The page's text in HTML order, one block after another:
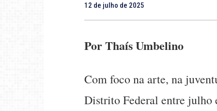
12 de julho de 2025
Por Thaís Umbelino
Com foco na arte, na
Distrito Federal entre julho